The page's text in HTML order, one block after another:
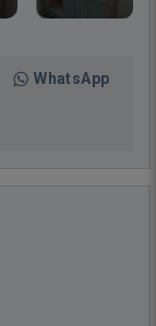
WhatsApp